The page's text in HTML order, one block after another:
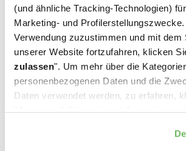
(und ähnliche Tracking-Technologien)
Marketing- und
Verwendung zuzustimmen und mit dem
unserer Website fortzufahren, klicken
zulassen". Um mehr über die
personenbezogenen Daten und die
Daten verwendet werden, zu erfahren,
Welches ist Ihr
Finden Sie unsere besten
Haustier heraus